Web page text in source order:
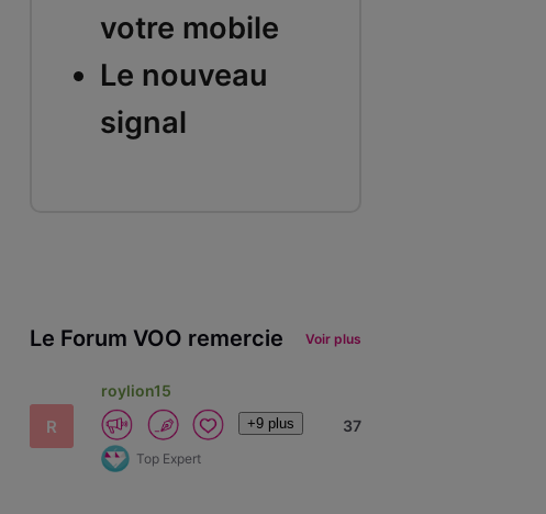
votre mobile
Le nouveau
signal
Le Forum VOO remercie Voir plus
R
roylion15
+9 plus
Top Expert
37